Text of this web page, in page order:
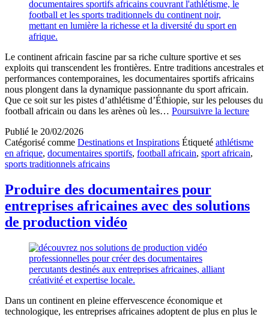
Le continent africain fascine par sa riche culture sportive et ses
exploits qui transcendent les frontières. Entre traditions ancestrales et
performances contemporaines, les documentaires sportifs africains
nous plongent dans la dynamique passionnante du sport africain.
Que ce soit sur les pistes d’athlétisme d’Éthiopie, sur les pelouses du
football africain ou dans les arènes où les… Poursuivre la lecture
sur
du
Publié le 20/02/2026
Catégorisé comme Destinations et Inspirations Étiqueté athlétisme
en afrique, documentaires sportifs, football africain, sport africain,
sports traditionnels africains
Produire des documentaires pour
entreprises africaines avec des solutions
de production vidéo
Dans un continent en pleine effervescence économique et
technologique, les entreprises africaines adoptent de plus en plus le